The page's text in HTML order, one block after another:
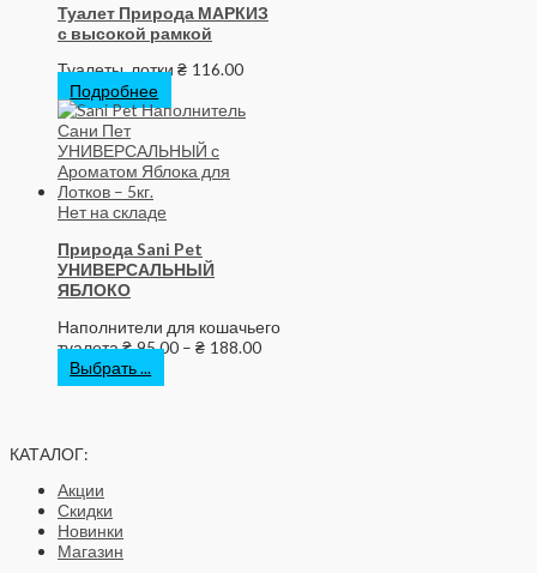
Туалет Природа МАРКИЗ
с высокой рамкой
Туалеты, лотки ₴ 116.00
Подробнее
Нет на складе
Природа Sani Pet
УНИВЕРСАЛЬНЫЙ
ЯБЛОКО
Наполнители для кошачьего
туалета₴ 95.00 – ₴ 188.00
Выбрать ...
КАТАЛОГ:
Акции
Скидки
Новинки
Магазин